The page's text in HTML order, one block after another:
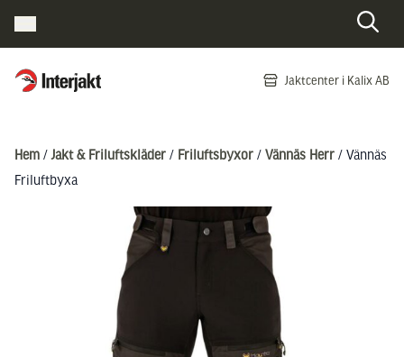
Interjakt SE Jaktcenter i Kalix AB
Hem / Jakt & Friluftskläder / Friluftsbyxor / Vännäs Herr / Vännäs
Friluftbyxa